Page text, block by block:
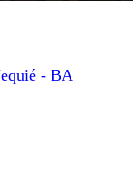
- BA